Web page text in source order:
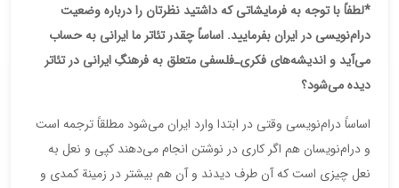
*لطفاً با توجه به فرمایشاتی که داشتید نظرتان را درباره وضعیت
درام‌نویسی در ایران بفرمایید. اساساً چقدر تئاتر ما ایرانی به حساب
می‌آید و اندیشه‌های فکری‌ـ‌فلسفی متعلق به فرهنگِ ایرانی در تئاتر
دیده می‌شود؟
اساساً درام‌نویسی وقتی در ابتدا وارد ایران می‌شود مطلقاً ترجمه است
و درام‌نویسان هم اگر کاری در نوشتن انجام می‌دهند کپی و نعل به
نعل چیزی است که آن طرف دیدند و آن هم بیشتر در زمینة کمدی و